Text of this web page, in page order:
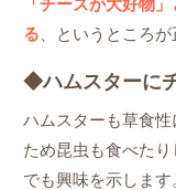
る 、というところが
◆ハムスターに
ハムスターも草食
ため昆虫も食べた
でも興味を示します